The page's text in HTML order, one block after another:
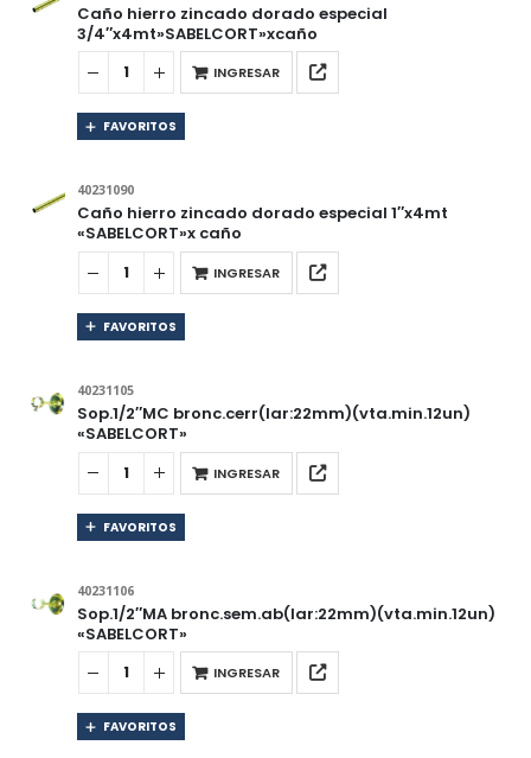
Caño hierro zincado dorado especial
3/4″x4mt»SABELCORT»xcaño
INGRESAR
FAVORITOS
40231090
Caño hierro zincado dorado especial 1″x4mt
«SABELCORT»x caño
INGRESAR
FAVORITOS
40231105
Sop.1/2″MC bronc.cerr(lar:22mm)(vta.min.12un)
«SABELCORT»
INGRESAR
FAVORITOS
40231106
Sop.1/2″MA bronc.sem.ab(lar:22mm)(vta.min.12un)
«SABELCORT»
INGRESAR
FAVORITOS